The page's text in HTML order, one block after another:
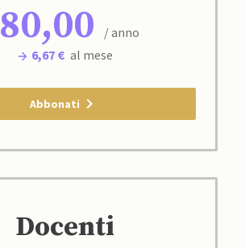
80,00
/ anno
6,67 € al mese
Abbonati
Docenti